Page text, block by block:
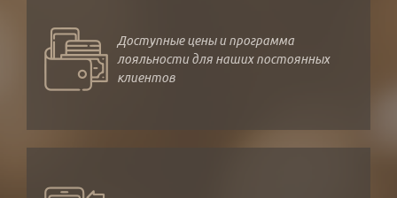
Доступные цены и программа
лояльности для наших постоянных
клиентов